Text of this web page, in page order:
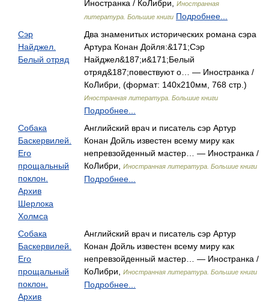
Иностранка / КоЛибри,
Иностранная
литература. Большие книги Подробнее...
Сэр
Найджел.
Белый отряд
Два знаменитых исторических романа сэра
Артура Конан Дойля:&171;Сэр
Найджел&187;и&171;Белый
отряд&187;повествуют о… — Иностранка /
КоЛибри, (формат: 140x210мм, 768 стр.)
Иностранная литература. Большие книги
Подробнее...
Собака
Баскервилей.
Его
прощальный
поклон.
Архив
Шерлока
Холмса
Английский врач и писатель сэр Артур
Конан Дойль известен всему миру как
непревзойденный мастер… — Иностранка /
КоЛибри,
Иностранная литература. Большие книги
Подробнее...
Собака
Баскервилей.
Его
прощальный
поклон.
Архив
Английский врач и писатель сэр Артур
Конан Дойль известен всему миру как
непревзойденный мастер… — Иностранка /
КоЛибри,
Иностранная литература. Большие книги
Подробнее...